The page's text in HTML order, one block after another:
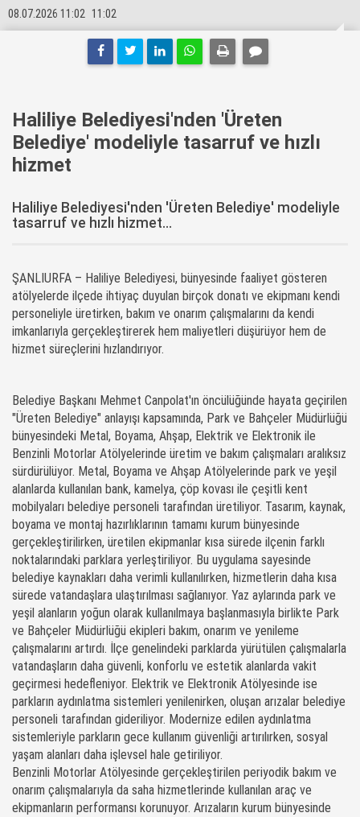
11:02
08.07.2026 11:02
Haliliye Belediyesi'nden 'Üreten
Belediye' modeliyle tasarruf ve hızlı
hizmet
Haliliye Belediyesi'nden 'Üreten Belediye' modeliyle
tasarruf ve hızlı hizmet...
ŞANLIURFA – Haliliye Belediyesi, bünyesinde faaliyet gösteren
atölyelerde ilçede ihtiyaç duyulan birçok donatı ve ekipmanı kendi
personeliyle üretirken, bakım ve onarım çalışmalarını da kendi
imkanlarıyla gerçekleştirerek hem maliyetleri düşürüyor hem de
hizmet süreçlerini hızlandırıyor.
Belediye Başkanı Mehmet Canpolat'ın öncülüğünde hayata geçirilen
"Üreten Belediye" anlayışı kapsamında, Park ve Bahçeler Müdürlüğü
bünyesindeki Metal, Boyama, Ahşap, Elektrik ve Elektronik ile
Benzinli Motorlar Atölyelerinde üretim ve bakım çalışmaları aralıksız
sürdürülüyor. Metal, Boyama ve Ahşap Atölyelerinde park ve yeşil
alanlarda kullanılan bank, kamelya, çöp kovası ile çeşitli kent
mobilyaları belediye personeli tarafından üretiliyor. Tasarım, kaynak,
boyama ve montaj hazırlıklarının tamamı kurum bünyesinde
gerçekleştirilirken, üretilen ekipmanlar kısa sürede ilçenin farklı
noktalarındaki parklara yerleştiriliyor. Bu uygulama sayesinde
belediye kaynakları daha verimli kullanılırken, hizmetlerin daha kısa
sürede vatandaşlara ulaştırılması sağlanıyor. Yaz aylarında park ve
yeşil alanların yoğun olarak kullanılmaya başlanmasıyla birlikte Park
ve Bahçeler Müdürlüğü ekipleri bakım, onarım ve yenileme
çalışmalarını artırdı. İlçe genelindeki parklarda yürütülen çalışmalarla
vatandaşların daha güvenli, konforlu ve estetik alanlarda vakit
geçirmesi hedefleniyor. Elektrik ve Elektronik Atölyesinde ise
parkların aydınlatma sistemleri yenilenirken, oluşan arızalar belediye
personeli tarafından gideriliyor. Modernize edilen aydınlatma
sistemleriyle parkların gece kullanım güvenliği artırılırken, sosyal
yaşam alanları daha işlevsel hale getiriliyor.
Benzinli Motorlar Atölyesinde gerçekleştirilen periyodik bakım ve
onarım çalışmalarıyla da saha hizmetlerinde kullanılan araç ve
ekipmanların performansı korunuyor. Arızaların kurum bünyesinde